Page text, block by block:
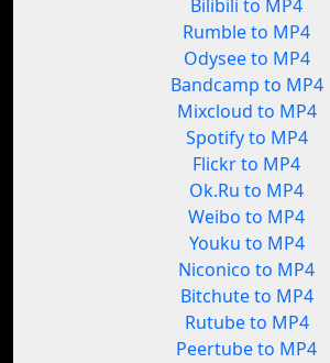
Bilibili to MP4
Rumble to MP4
Odysee to MP4
Bandcamp to MP4
Mixcloud to MP4
Spotify to MP4
Flickr to MP4
Ok.Ru to MP4
Weibo to MP4
Youku to MP4
Niconico to MP4
Bitchute to MP4
Rutube to MP4
Peertube to MP4